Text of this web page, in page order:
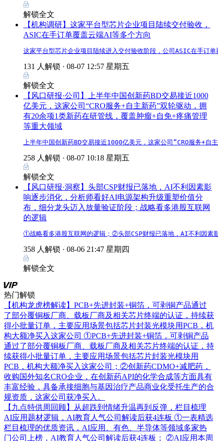
解锁全文
【机构调研】这家平台型芯片企业项目陆续交付验收，
ASIC在手订单覆盖云端AI等多个方向
这家平台型芯片企业项目陆续进入交付验收阶段，公司ASIC在手订
131 人解锁 · 08-07 12:57 星期五
解锁全文
【风口研报·公司】上半年中国创新药BD交易接近1000
亿美元，这家公司“CRO服务+自主新药”双轮驱动，拥
有20余项1类新药在研管线，覆盖肿瘤+自免+疼痛管理
等重大领域
上半年中国创新药BD交易接近1000亿美元，这家公司“CRO服务+
258 人解锁 · 08-07 10:18 星期五
解锁全文
【风口研报·洞察】头部CSP财报已落地，AI不利因素影
响逐步消化，分析师看好AI电源架构升级重塑价值分
布，细分龙头迈入放量验证阶段；战略看多港股互联网
的逻辑
①战略看多港股互联网的逻辑；②头部CSP财报已落地，AI不利因素
358 人解锁 · 08-06 21:47 星期四
解锁全文
热门解锁
【机构龙虎榜解读】PCB+先进封装+铜箔，可剥铜产品通过
了部分覆铜板厂商、载板厂商及相关芯片终端的认证，持续获
得小批量订单，主要应用场景包括芯片封装光模块用PCB，机
构大额净买入这家公司 ①PCB+先进封装+铜箔，可剥铜产品
通过了部分覆铜板厂商、载板厂商及相关芯片终端的认证，持
续获得小批量订单，主要应用场景包括芯片封装光模块用
PCB，机构大额净买入这家公司；②创新药CDMO+减肥药，
收购国外知名CRO企业，在创新药API的化学合成等方面具有
丰富经验，具备承接细胞与基因治疗产品商业化受托生产的合
规资质，这家公司获净买入。
【九点特供周回顾】从超跌到情绪升温再到反弹，栏目梳理
AI应用题材逻辑，AI教育人气公司解读后获4连板 ①一表精选
栏目梳理的优质资讯，AI应用、有色、半导体等领域多家热
门公司上榜，AI教育人气公司解读后获4连板； ②AI应用本周